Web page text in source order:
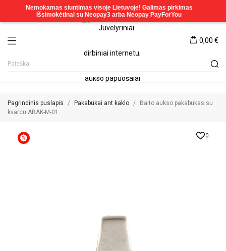
0,00 €
Pagrindinis puslapis Pakabukai ant kaklo
Balto aukso pakabukas su
kvarcu ABAK-M-01
0